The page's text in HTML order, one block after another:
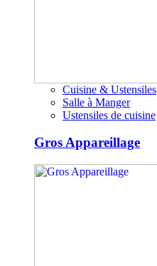
Cuisine & Ustensiles
Salle à Manger
Ustensiles de cuisine
Gros Appareillage